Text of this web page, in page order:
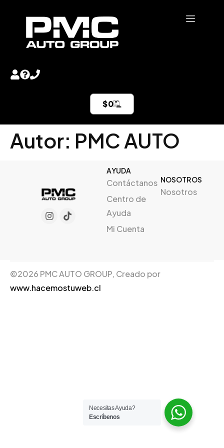
$0
Autor: PMC AUTO
AYUDA
Contáctanos
Centro de
Ayuda
Mi Cuenta
NOSOTROS
Nosotros
©2026 PMC AUTO GROUP, Creado por
www.hacemostuweb.cl
Necesitas Ayuda?
Escríbenos